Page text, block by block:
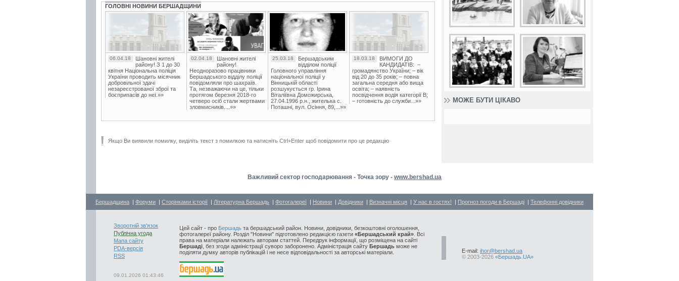
ГОЛОВНІ НОВИНИ БЕРШАДЩИНИ
06.04.18
Шановні жителі
району! З 1 до 30
квітня Національна поліція
України проводить місячник
добровільної здачі
незареєстрованої зброї та
боєприпасів до неї.»»
02.04.18
Шановні жителі
району!
Неодноразово працівники
Бершадського відділу поліції
повідомляли про шахраїв.
Та, незважаючи на це, тільки
протягом березня 2018-го
четверо осіб стали жертвами
зловмисників....»»
25.03.18
Бершадським
відділом поліції
Головного управління
національної поліції у
Вінницькій області
розшукується гр. Ірина
Віталіївна Доможирська,
27.04.1996 р.н., жителька с.
Поташні, вул. Осіння, 89,...»»
18.03.18
ВИМОГИ ДО
КАНДИДАТІВ: –
громадянство України; – вік
від 20 до 35 років; – повна
загальна середня або вища
освіта; – наявність
посвідчення водія категорії В;
– готовність до служби...»»
Якщо Ви виявили помилку, виділіть текст з помилкою та натисніть Ctrl+Enter щоб повідомити про це редакцію
МОЖЕ БУТИ ЦІКАВО
Важливий сектор господарювання - Точка зору - www.bershad.ua
Бершадщина | Форуми | Сторінками історії | Літературна Бершадь | Фотогалереї | Новини | Довідники | Визначні місця | У нас в гостях! | Прогноз погоди в Бершаді | Телефонні довідники
Зворотній зв'язок
Публічна угода
Мапа сайту
PDA-версія
RSS
09.01.2026 01:43:46
Цей сайт - про Бершадь та бершадський район. Новини, довідники, безкоштовні оголошення,
фотогалереї району. Розділ "Новини" підготовлено редакцією газети «Бершадський край» . Всі
права на матеріали належать авторам статтей. Передрук інформації, що розміщена на сайті
Бершаді , без згоди адміністрації суворо заборонено. Адміністрація сайту Бершадь може не
поділяти думку авторів публікацій і не несе відповідальності за авторські матеріали.
E-mail: ihor@bershad.ua
© 2003-2026 «Бершадь.UA»